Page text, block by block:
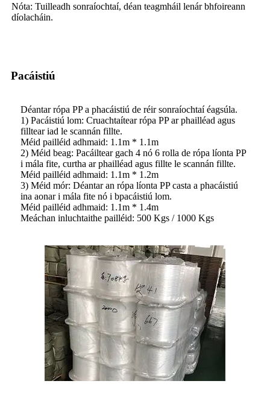
Nóta: Tuilleadh sonraíochtaí, déan teagmháil lenár bhfoireann
díolacháin.
Pacáistiú
Déantar rópa PP a phacáistiú de réir sonraíochtaí éagsúla.
1) Pacáistiú lom: Cruachtaítear rópa PP ar phailléad agus
filltear iad le scannán fillte.
Méid pailléid adhmaid: 1.1m * 1.1m
2) Méid beag: Pacáiltear gach 4 nó 6 rolla de rópa líonta PP
i mála fite, curtha ar phailléad agus fillte le scannán fillte.
Méid pailléid adhmaid: 1.1m * 1.2m
3) Méid mór: Déantar an rópa líonta PP casta a phacáistiú
ina aonar i mála fite nó i bpacáistiú lom.
Méid pailléid adhmaid: 1.1m * 1.4m
Meáchan inluchtaithe pailléid: 500 Kgs / 1000 Kgs